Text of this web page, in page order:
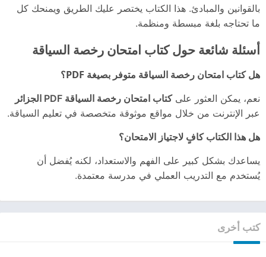
بالقوانين والمبادئ. هذا الكتاب يختصر عليك الطريق ويمنحك كل
ما تحتاجه بلغة مبسطة ومنظمة.
أسئلة شائعة حول كتاب امتحان رخصة السياقة
هل كتاب امتحان رخصة السياقة متوفر بصيغة PDF؟
نعم، يمكن العثور علىكتاب امتحان رخصة السياقة PDF الجزائر
عبر الإنترنت من خلال مواقع موثوقة متخصصة في تعليم السياقة.
هل هذا الكتاب كافٍ لاجتياز الامتحان؟
يساعدك بشكل كبير على الفهم والاستعداد، لكنه يُفضل أن
يُستخدم مع التدريب العملي في مدرسة معتمدة.
كتب أخرى